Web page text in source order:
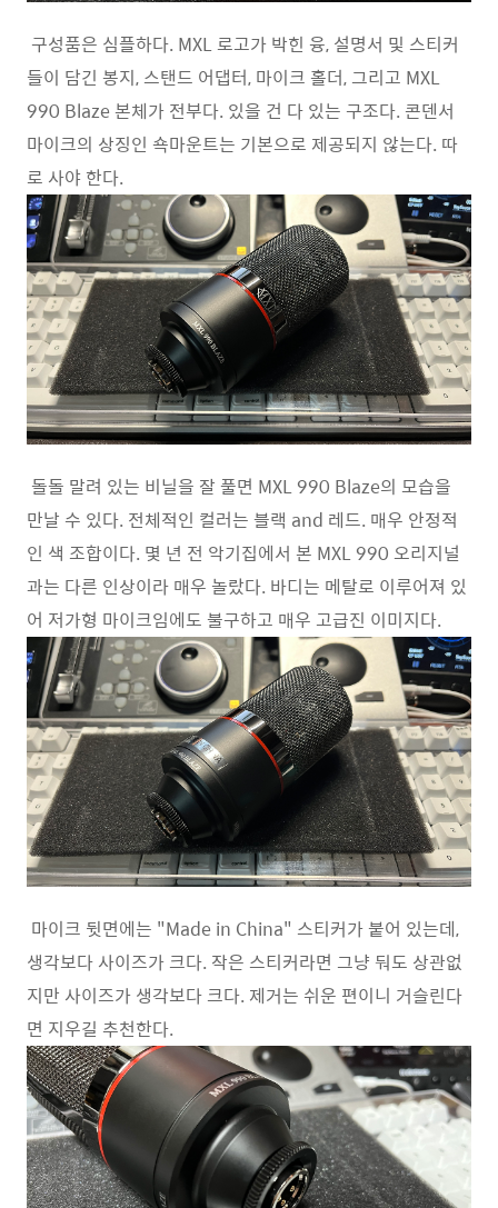
구성품은 심플하다. MXL 로고가 박힌 융, 설명서 및 스티커
들이 담긴 봉지, 스탠드 어댑터, 마이크 홀더, 그리고 MXL
990 Blaze 본체가 전부다. 있을 건 다 있는 구조다. 콘덴서
마이크의 상징인 쇽마운트는 기본으로 제공되지 않는다. 따
로 사야 한다.
돌돌 말려 있는 비닐을 잘 풀면 MXL 990 Blaze의 모습을
만날 수 있다. 전체적인 컬러는 블랙 and 레드. 매우 안정적
인 색 조합이다. 몇 년 전 악기집에서 본 MXL 990 오리지널
과는 다른 인상이라 매우 놀랐다. 바디는 메탈로 이루어져 있
어 저가형 마이크임에도 불구하고 매우 고급진 이미지다.
마이크 뒷면에는 "Made in China" 스티커가 붙어 있는데,
생각보다 사이즈가 크다. 작은 스티커라면 그냥 둬도 상관없
지만 사이즈가 생각보다 크다. 제거는 쉬운 편이니 거슬린다
면 지우길 추천한다.